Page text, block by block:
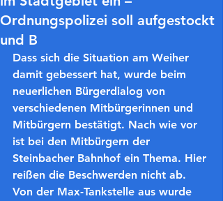
Ordnungspolizei soll aufgestockt
und B
Dass sich die Situation am Weiher
damit gebessert hat, wurde beim
neuerlichen Bürgerdialog von
verschiedenen Mitbürgerinnen und
Mitbürgern bestätigt. Nach wie vor
ist bei den Mitbürgern der
Steinbacher Bahnhof ein Thema. Hier
reißen die Beschwerden nicht ab.
Von der Max-Tankstelle aus wurde